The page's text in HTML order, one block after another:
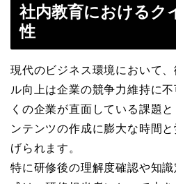
社内教育におけるク
性
現代のビジネス環境において
ル向上は企業の競争力維持に
くの企業が直面している課題
ンテンツの作成に膨大な時間
げられます。
特に研修後の理解度確認や知